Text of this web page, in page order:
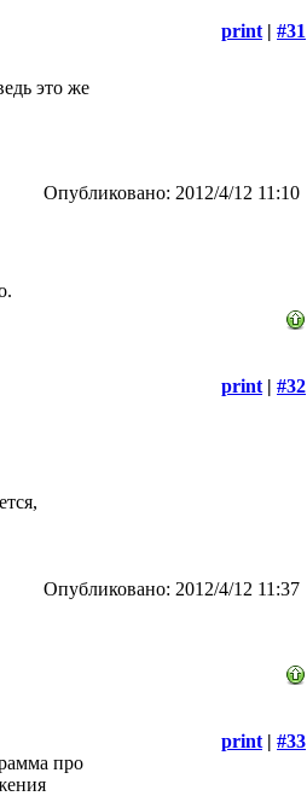
print | #31
это же
Опубликовано: 2012/4/12 11:10
print | #32
Опубликовано: 2012/4/12 11:37
print | #33
про